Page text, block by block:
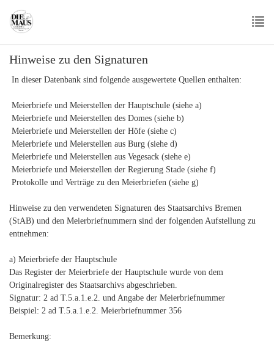
main
Hinweise zu den Signaturen
In dieser Datenbank sind folgende ausgewertete Quellen enthalten:
Meierbriefe und Meierstellen der Hauptschule (siehe a)
Meierbriefe und Meierstellen des Domes (siehe b)
Meierbriefe und Meierstellen der Höfe (siehe c)
Meierbriefe und Meierstellen aus Burg (siehe d)
Meierbriefe und Meierstellen aus Vegesack (siehe e)
Meierbriefe und Meierstellen der Regierung Stade (siehe f)
Protokolle und Verträge zu den Meierbriefen (siehe g)
Hinweise zu den verwendeten Signaturen des Staatsarchivs Bremen
(StAB) und den Meierbriefnummern sind der folgenden Aufstellung zu
entnehmen:
a) Meierbriefe der Hauptschule
Das Register der Meierbriefe der Hauptschule wurde von dem
Originalregister des Staatsarchivs abgeschrieben.
Signatur: 2 ad T.5.a.1.e.2. und Angabe der Meierbriefnummer
Beispiel: 2 ad T.5.a.1.e.2. Meierbriefnummer 356
Bemerkung: